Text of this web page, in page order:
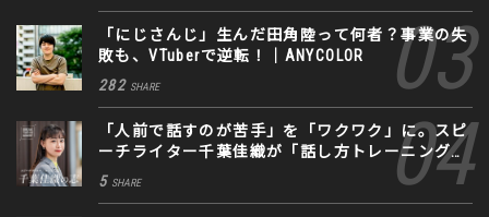
「にじさんじ」生んだ田角陸って何者？事業の失
敗も、VTuberで逆転！｜ANYCOLOR
282 SHARE
「人前で話すのが苦手」を「ワクワク」に。スピ
ーチライター千葉佳織が「話し方トレーニング」
に込めた思い
5 SHARE